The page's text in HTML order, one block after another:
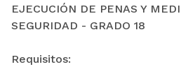
EJECUCIÓN DE PENAS Y
SEGURIDAD - GRADO 18
Requisitos: